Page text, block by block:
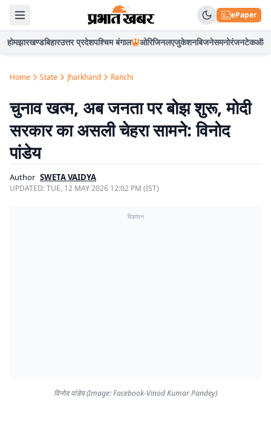
ePaper
होमझारखण्डबिहारउत्तर प्रदेशपश्चिम बंगाल ओरिजिनलएजुकेशनबिजनेसमनोरंजनटेकऑटो
Home State Jharkhand Ranchi
चुनाव खत्म, अब जनता पर बोझ शुरू, मोदी
सरकार का असली चेहरा सामने: विनोद
पांडेय
Author SWETA VAIDYA
UPDATED:TUE, 12 MAY 2026 12:02 PM (IST)
विज्ञापन
विनोद पांडेय (Image: Facebook-Vinod Kumar Pandey)